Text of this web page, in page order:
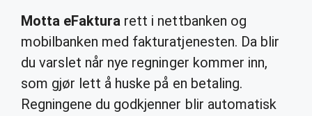
Motta eFaktura rett i nettbanken og
mobilbanken med fakturatjenesten. Da blir
du varslet når nye regninger kommer inn,
som gjør lett å huske på en betaling.
Regningene du godkjenner blir automatisk